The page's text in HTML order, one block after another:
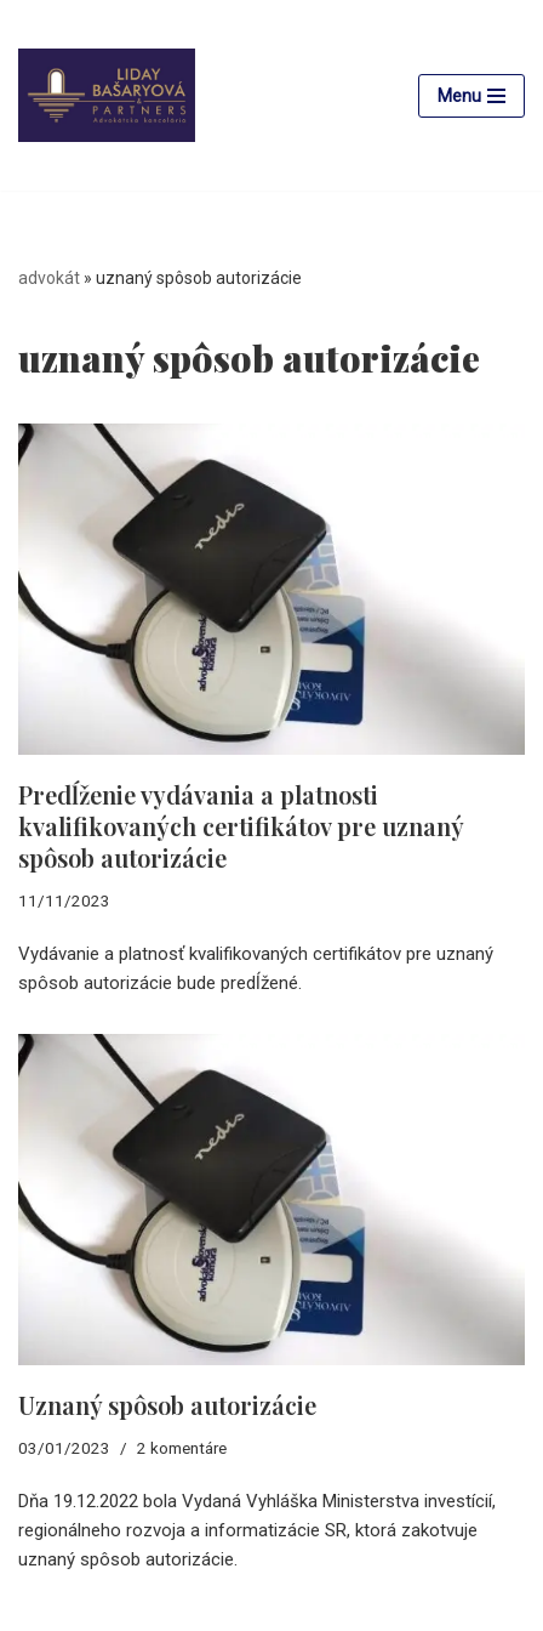
Preskočiť
na
obsah
Menu
advokát » uznaný spôsob autorizácie
uznaný spôsob autorizácie
Predĺženie vydávania a platnosti
kvalifikovaných certifikátov pre uznaný
spôsob autorizácie
11/11/2023
Vydávanie a platnosť kvalifikovaných certifikátov pre uznaný
spôsob autorizácie bude predĺžené.
Uznaný spôsob autorizácie
03/01/2023 2 komentáre
Dňa 19.12.2022 bola Vydaná Vyhláška Ministerstva investícií,
regionálneho rozvoja a informatizácie SR, ktorá zakotvuje
uznaný spôsob autorizácie.